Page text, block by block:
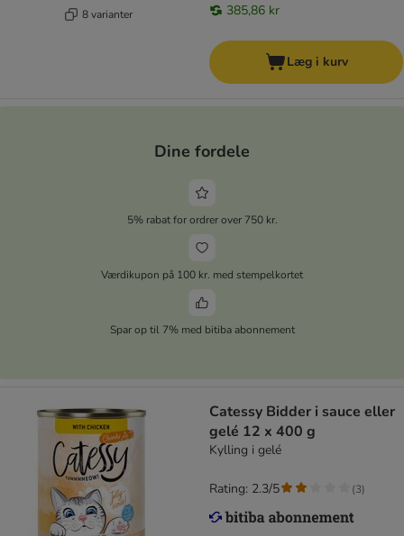
8 varianter 385,86 kr
Læg i kurv
Dine fordele
5% rabat for ordrer over 750 kr.
Værdikupon på 100 kr. med stempelkortet
Spar op til 7% med bitiba abonnement
Catessy Bidder i sauce eller
gelé 12 x 400 g
Kylling i gelé
Rating: 2.3/5 (3)